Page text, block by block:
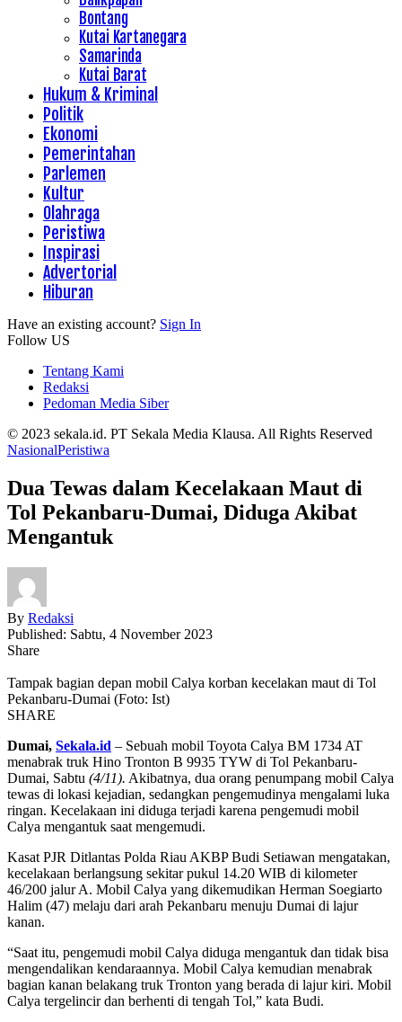
Bontang
Kutai Kartanegara
Samarinda
Kutai Barat
Hukum & Kriminal
Politik
Ekonomi
Pemerintahan
Parlemen
Kultur
Olahraga
Peristiwa
Inspirasi
Advertorial
Hiburan
Have an existing account? Sign In
Follow US
Tentang Kami
Redaksi
Pedoman Media Siber
© 2023 sekala.id. PT Sekala Media Klausa. All Rights Reserved
NasionalPeristiwa
Dua Tewas dalam Kecelakaan Maut di
Tol Pekanbaru-Dumai, Diduga Akibat
Mengantuk
By Redaksi
Published: Sabtu, 4 November 2023
Share
Tampak bagian depan mobil Calya korban kecelakan maut di Tol
Pekanbaru-Dumai (Foto: Ist)
SHARE
Dumai, Sekala.id – Sebuah mobil Toyota Calya BM 1734 AT
menabrak truk Hino Tronton B 9935 TYW di Tol Pekanbaru-
Dumai, Sabtu (4/11). Akibatnya, dua orang penumpang mobil Calya
tewas di lokasi kejadian, sedangkan pengemudinya mengalami luka
ringan. Kecelakaan ini diduga terjadi karena pengemudi mobil
Calya mengantuk saat mengemudi.
Kasat PJR Ditlantas Polda Riau AKBP Budi Setiawan mengatakan,
kecelakaan berlangsung sekitar pukul 14.20 WIB di kilometer
46/200 jalur A. Mobil Calya yang dikemudikan Herman Soegiarto
Halim (47) melaju dari arah Pekanbaru menuju Dumai di lajur
kanan.
“Saat itu, pengemudi mobil Calya diduga mengantuk dan tidak bisa
mengendalikan kendaraannya. Mobil Calya kemudian menabrak
bagian kanan belakang truk Tronton yang berada di lajur kiri. Mobil
Calya tergelincir dan berhenti di tengah Tol,” kata Budi.